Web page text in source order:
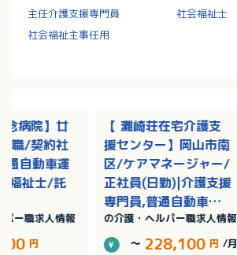
主任介護支援専門員
社会福祉士
社会福祉主事任用
【 灘崎荘在宅介護支
援センター】岡山市南
区/ケアマネージャー/
正社員(日勤)|介護支援
専門員,普通自動車運
転免許/残業なし
の介護・ヘルパー職求人情報
～ 228,100 円 /月
念病院】廿
職/契約社
通自動車運
福祉士/託
ー職求人情報
円